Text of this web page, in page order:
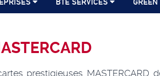
BTE SERVICES GREEN
prestigieuses MASTERCARD